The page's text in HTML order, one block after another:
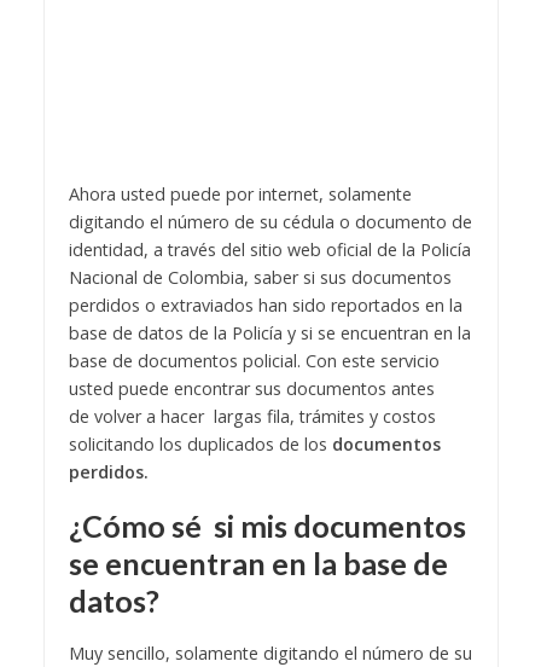
Ahora usted puede por internet, solamente
digitando el número de su cédula o documento de
identidad, a través del sitio web oficial de la Policía
Nacional de Colombia, saber si sus documentos
perdidos o extraviados han sido reportados en la
base de datos de la Policía y si se encuentran en la
base de documentos policial. Con este servicio
usted puede encontrar sus documentos antes
de volver a hacer largas fila, trámites y costos
solicitando los duplicados de los documentos
perdidos.
¿Cómo sé si mis documentos
se encuentran en la base de
datos?
Muy sencillo, solamente digitando el número de su